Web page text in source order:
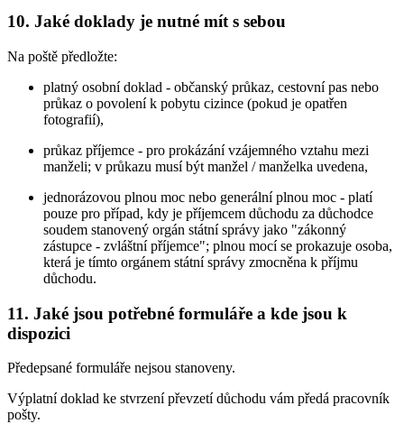
10. Jaké doklady je nutné mít s sebou
Na poště předložte:
platný osobní doklad - občanský průkaz, cestovní pas nebo
průkaz o povolení k pobytu cizince (pokud je opatřen
fotografií),
průkaz příjemce - pro prokázání vzájemného vztahu mezi
manželi; v průkazu musí být manžel / manželka uvedena,
jednorázovou plnou moc nebo generální plnou moc - platí
pouze pro případ, kdy je příjemcem důchodu za důchodce
soudem stanovený orgán státní správy jako "zákonný
zástupce - zvláštní příjemce"; plnou mocí se prokazuje osoba,
která je tímto orgánem státní správy zmocněna k příjmu
důchodu.
11. Jaké jsou potřebné formuláře a kde jsou k
dispozici
Předepsané formuláře nejsou stanoveny.
Výplatní doklad ke stvrzení převzetí důchodu vám předá pracovník
pošty.